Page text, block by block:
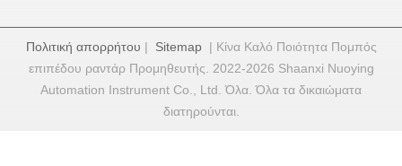
Πολιτική απορρήτου | Sitemap| Κίνα Καλό Ποιότητα Πομπός
επιπέδου ραντάρ Προμηθευτής. 2022-2026 Shaanxi Nuoying
Automation Instrument Co., Ltd. Όλα. Όλα τα δικαιώματα
διατηρούνται.